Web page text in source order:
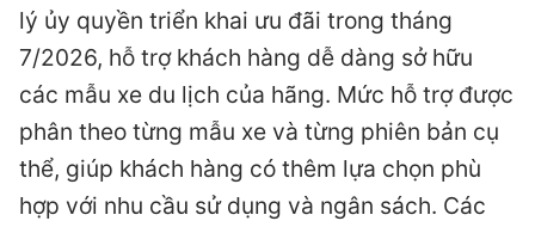
lý ủy quyền triển khai ưu đãi trong tháng
7/2026, hỗ trợ khách hàng dễ dàng sở hữu
các mẫu xe du lịch của hãng. Mức hỗ trợ được
phân theo từng mẫu xe và từng phiên bản cụ
thể, giúp khách hàng có thêm lựa chọn phù
hợp với nhu cầu sử dụng và ngân sách. Các